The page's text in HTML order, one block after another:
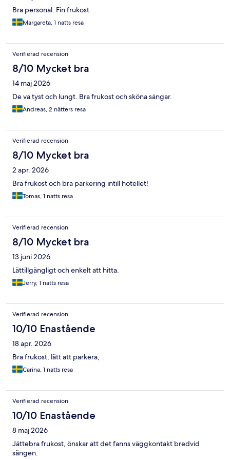
Bra personal. Fin frukost
Margareta, 1 natts resa
Verifierad recension
8/10 Mycket bra
14 maj 2026
De va tyst och lungt. Bra frukost och sköna sängar.
Andreas, 2 nätters resa
Verifierad recension
8/10 Mycket bra
2 apr. 2026
Bra frukost och bra parkering intill hotellet!
Tomas, 1 natts resa
Verifierad recension
8/10 Mycket bra
13 juni 2026
Lättillgängligt och enkelt att hitta.
Jerry, 1 natts resa
Verifierad recension
10/10 Enastående
18 apr. 2026
Bra frukost, lätt att parkera,
Carina, 1 natts resa
Verifierad recension
10/10 Enastående
8 maj 2026
Jättebra frukost, önskar att det fanns väggkontakt bredvid
sängen.